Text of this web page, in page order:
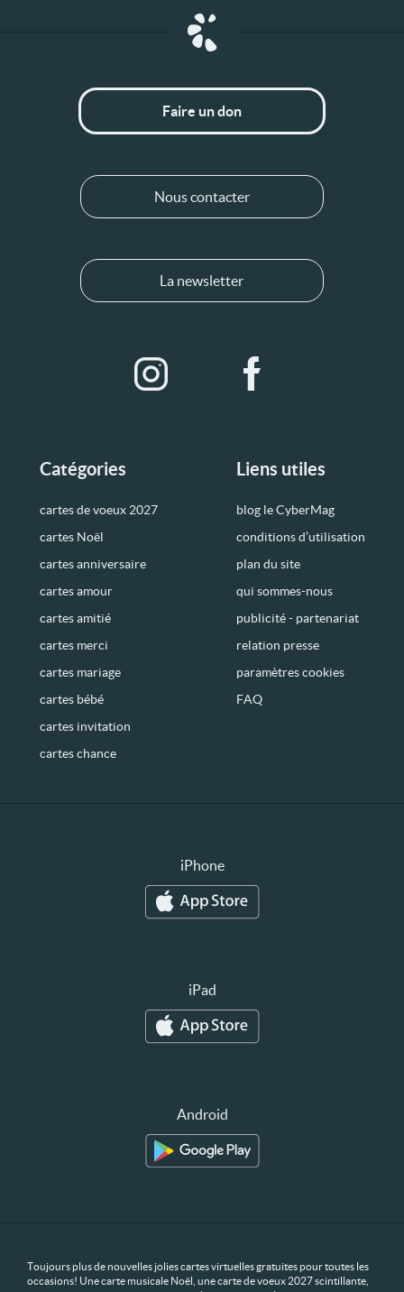
Catégories
cartes de voeux 2027
cartes Noël
cartes anniversaire
cartes amour
cartes amitié
cartes merci
cartes mariage
cartes bébé
cartes invitation
cartes chance
Liens utiles
blog le CyberMag
conditions d’utilisation
plan du site
qui sommes-nous
publicité - partenariat
relation presse
paramètres cookies
FAQ
Faire un don
Nous contacter
La newsletter
iPhone
iPad
Android
Toujours plus de nouvelles jolies cartes virtuelles gratuites pour toutes les
occasions! Une carte musicale Noël, une carte de voeux 2027 scintillante,